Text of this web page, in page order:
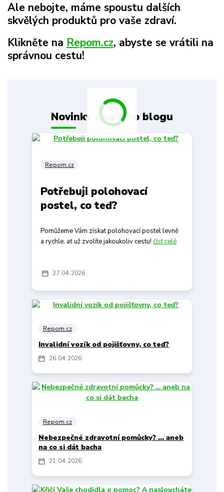
Ale nebojte, máme spoustu dalších
skvělých produktů pro vaše zdraví.
Klikněte na Repom.cz, abyste se vrátili na
správnou cestu!
Novinky z našeho blogu
27 04 2026
Repom.cz
Potřebuji polohovací
postel, co teď?
Pomůžeme Vám získat polohovací postel levně
a rychle, ať už zvolíte jakoukoliv cestu!číst celé
26 04 2026
Repom.cz
Invalidní vozík od pojišťovny, co teď?
21 04 2026
Repom.cz
Nebezpečné zdravotní pomůcky? … aneb
na co si dát bacha